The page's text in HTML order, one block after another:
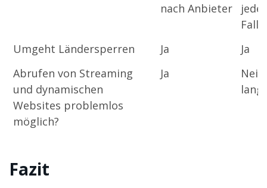
nach Anbieter
Fall
Umgeht Ländersperren
Ja
Ja
Abrufen von Streaming
und dynamischen
Websites problemlos
möglich?
Ja
Fazit